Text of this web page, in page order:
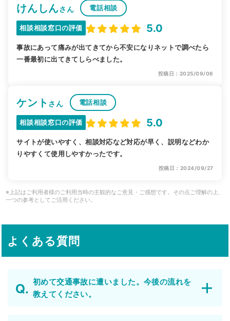
けんしんさん 電話相談
相談相談窓口の評価 5.0
事故にあって痛みが出てきてから不安になりネットで調べたら
一番最初に出てきてしらべました。
投稿日：2025/09/06
ケント さん 電話相談
相談相談窓口の評価 5.0
サイトが使いやすく、相談対応など対応が早く、説明などわか
りやすくて使用しやすかったです。
投稿日：2024/09/27
※上記はご利用者様のご利用当時の主観的なご意見・ご感想です。その点ご理解の上、
一つの参考としてご活用ください。
よくある質問
初めて交通事故に遭いました。今後の流れを
教えてください。